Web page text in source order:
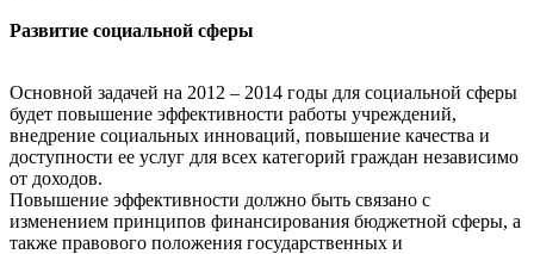
Развитие социальной сферы
Основной задачей на 2012 – 2014 годы для социальной сферы
будет повышение эффективности работы учреждений,
внедрение социальных инноваций, повышение качества и
доступности ее услуг для всех категорий граждан независимо
от доходов.
Повышение эффективности должно быть связано с
изменением принципов финансирования бюджетной сферы, а
также правового положения государственных и